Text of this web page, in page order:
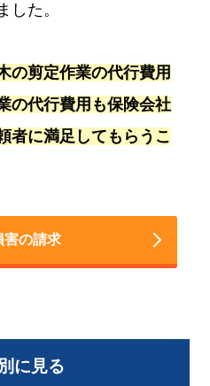
した。
の剪定作業の代行費用
の代行費用も保険会社
者に満足してもらうこ
害の請求
に見る